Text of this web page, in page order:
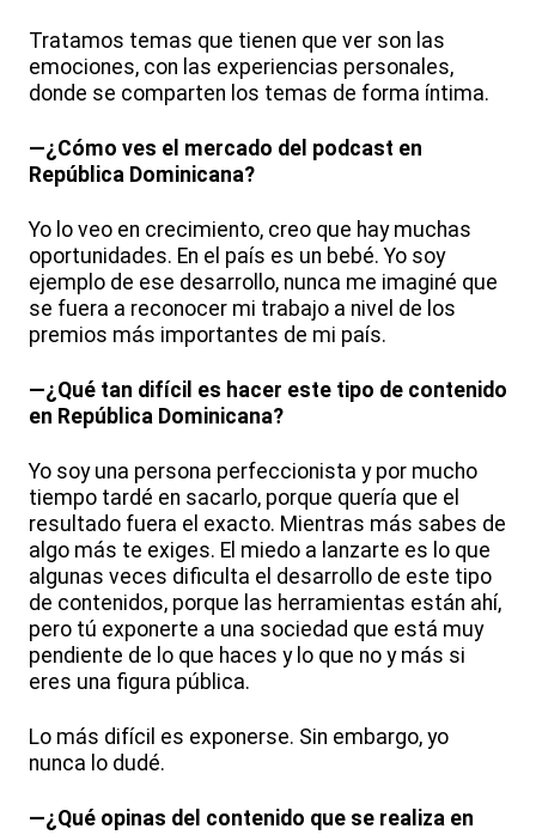
Tratamos temas que tienen que ver son las
emociones, con las experiencias personales,
donde se comparten los temas de forma íntima.
—¿Cómo ves el mercado del podcast en
República Dominicana?
Yo lo veo en crecimiento, creo que hay muchas
oportunidades. En el país es un bebé. Yo soy
ejemplo de ese desarrollo, nunca me imaginé que
se fuera a reconocer mi trabajo a nivel de los
premios más importantes de mi país.
—¿Qué tan difícil es hacer este tipo de contenido
en República Dominicana?
Yo soy una persona perfeccionista y por mucho
tiempo tardé en sacarlo, porque quería que el
resultado fuera el exacto. Mientras más sabes de
algo más te exiges. El miedo a lanzarte es lo que
algunas veces dificulta el desarrollo de este tipo
de contenidos, porque las herramientas están ahí,
pero tú exponerte a una sociedad que está muy
pendiente de lo que haces y lo que no y más si
eres una figura pública.
Lo más difícil es exponerse. Sin embargo, yo
nunca lo dudé.
—¿Qué opinas del contenido que se realiza en